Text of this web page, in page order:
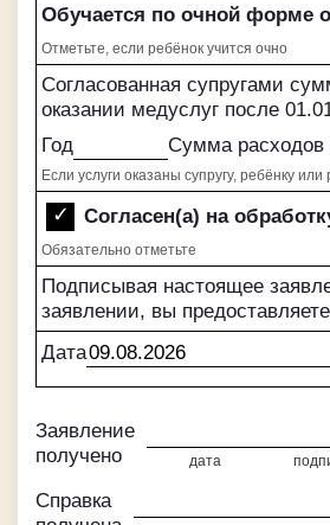
Обучается по очной форме
Отметьте, если ребёнок учится очно
Согласованная супругами
оказании медуслуг после
Год
Сумма расходов
Если услуги оказаны супругу, ребёнку
Согласен(а) на
Обязательно отметьте
Подписывая настоящее
заявлении, вы
Дата
Заявление
получено
дата
Справка